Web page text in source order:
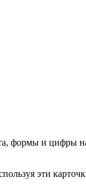
формы и цифры
эти